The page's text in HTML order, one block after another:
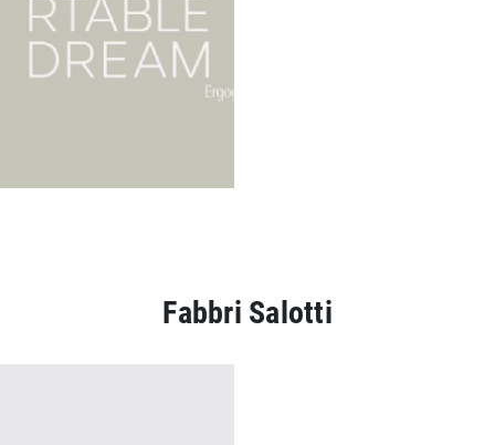
Fabbri Salotti